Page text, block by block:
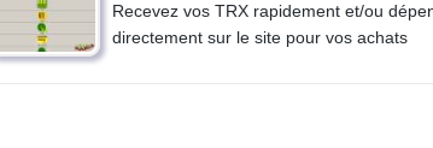
Recevez vos TRX rapidement et/ou
directement sur le site pour vos achats